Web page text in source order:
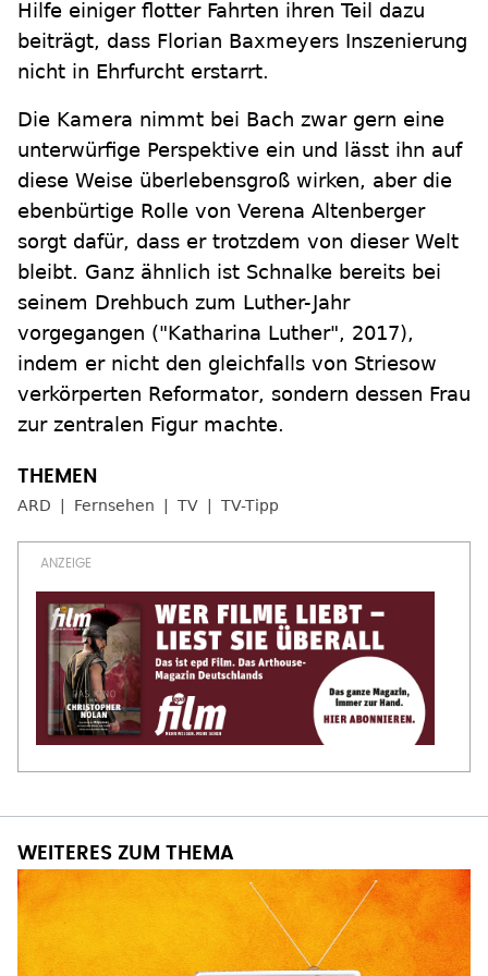
Hilfe einiger flotter Fahrten ihren Teil dazu
beiträgt, dass Florian Baxmeyers Inszenierung
nicht in Ehrfurcht erstarrt.
Die Kamera nimmt bei Bach zwar gern eine
unterwürfige Perspektive ein und lässt ihn auf
diese Weise überlebensgroß wirken, aber die
ebenbürtige Rolle von Verena Altenberger
sorgt dafür, dass er trotzdem von dieser Welt
bleibt. Ganz ähnlich ist Schnalke bereits bei
seinem Drehbuch zum Luther-Jahr
vorgegangen ("Katharina Luther", 2017),
indem er nicht den gleichfalls von Striesow
verkörperten Reformator, sondern dessen Frau
zur zentralen Figur machte.
ARD Fernsehen TV TV-Tipp